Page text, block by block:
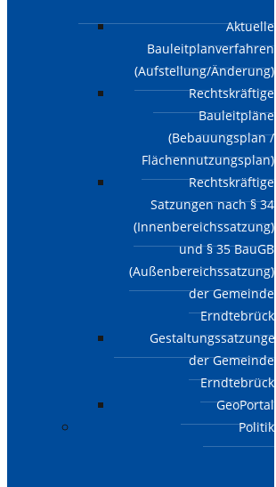
Aktuelle
Bauleitplanverfahren
(Aufstellung/Änderung)
Rechtskräftige
Bauleitpläne
(Bebauungsplan /
Flächennutzungsplan)
Rechtskräftige
Satzungen nach § 34
(Innenbereichssatzung)
und § 35 BauGB
(Außenbereichssatzung)
der Gemeinde
Erndtebrück
Gestaltungssatzungen
der Gemeinde
Erndtebrück
GeoPortal
Politik